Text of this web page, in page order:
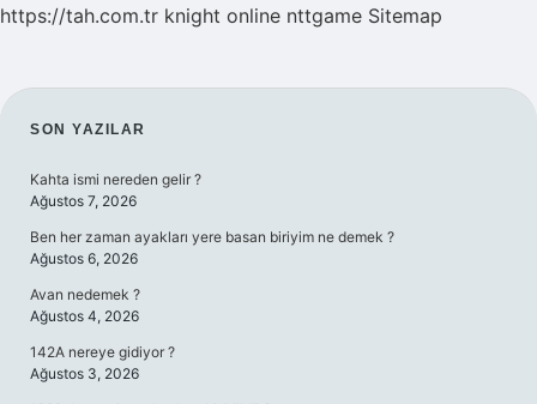
https://tah.com.tr knight online nttgame Sitemap
SIDEBAR
SON YAZILAR
Kahta ismi nereden gelir ?
Ağustos 7, 2026
Ben her zaman ayakları yere basan biriyim ne demek ?
Ağustos 6, 2026
Avan nedemek ?
Ağustos 4, 2026
142A nereye gidiyor ?
Ağustos 3, 2026